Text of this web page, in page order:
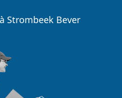
Strombeek Bever